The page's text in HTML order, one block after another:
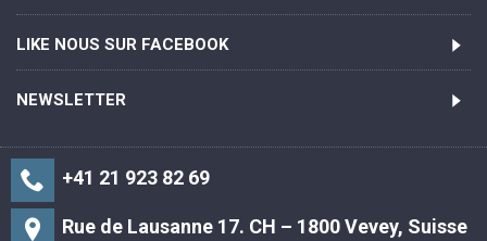
LIKE NOUS SUR FACEBOOK
NEWSLETTER
+41 21 923 82 69
Rue de Lausanne 17. CH – 1800 Vevey, Suisse